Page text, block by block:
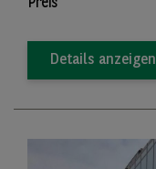
Preis
Details anzeigen